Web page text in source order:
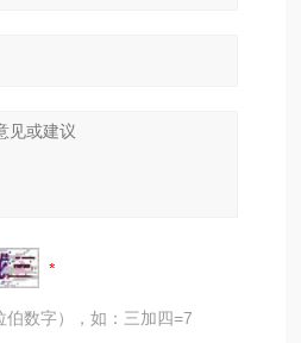
数字），如：三加四=7